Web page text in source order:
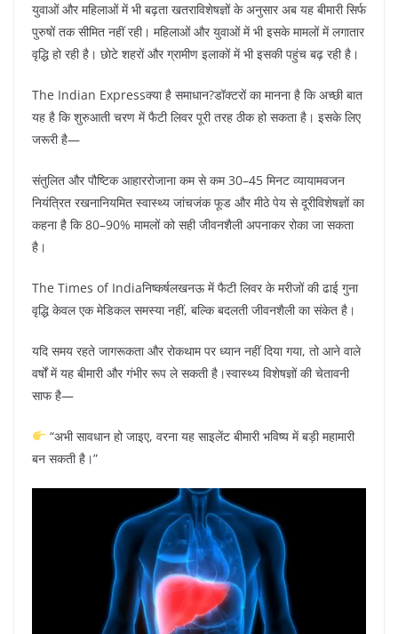
युवाओं और महिलाओं में भी बढ़ता खतराविशेषज्ञों के अनुसार अब यह बीमारी सिर्फ
पुरुषों तक सीमित नहीं रही। महिलाओं और युवाओं में भी इसके मामलों में लगातार
वृद्धि हो रही है। छोटे शहरों और ग्रामीण इलाकों में भी इसकी पहुंच बढ़ रही है।
The Indian Expressक्या है समाधान?डॉक्टरों का मानना है कि अच्छी बात
यह है कि शुरुआती चरण में फैटी लिवर पूरी तरह ठीक हो सकता है। इसके लिए
जरूरी है—
संतुलित और पौष्टिक आहाररोजाना कम से कम 30–45 मिनट व्यायामवजन
नियंत्रित रखनानियमित स्वास्थ्य जांचजंक फूड और मीठे पेय से दूरीविशेषज्ञों का
कहना है कि 80–90% मामलों को सही जीवनशैली अपनाकर रोका जा सकता
है।
The Times of Indiaनिष्कर्षलखनऊ में फैटी लिवर के मरीजों की ढाई गुना
वृद्धि केवल एक मेडिकल समस्या नहीं, बल्कि बदलती जीवनशैली का संकेत है।
यदि समय रहते जागरूकता और रोकथाम पर ध्यान नहीं दिया गया, तो आने वाले
वर्षों में यह बीमारी और गंभीर रूप ले सकती है।स्वास्थ्य विशेषज्ञों की चेतावनी
साफ है—
“अभी सावधान हो जाइए, वरना यह साइलेंट बीमारी भविष्य में बड़ी महामारी
बन सकती है।”